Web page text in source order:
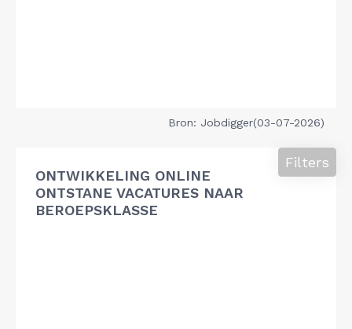
Bron: Jobdigger(03-07-2026)
ONTWIKKELING ONLINE
ONTSTANE VACATURES NAAR
BEROEPSKLASSE
Filters